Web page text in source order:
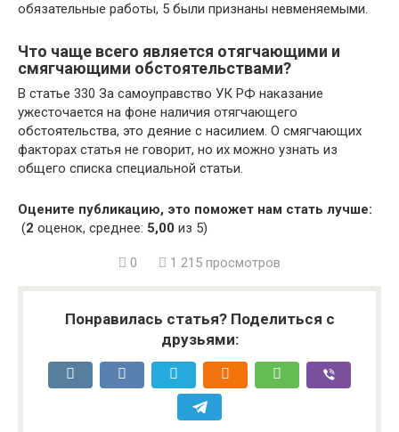
обязательные работы, 5 были признаны невменяемыми.
Что чаще всего является отягчающими и
смягчающими обстоятельствами?
В статье 330 За самоуправство УК РФ наказание
ужесточается на фоне наличия отягчающего
обстоятельства, это деяние с насилием. О смягчающих
факторах статья не говорит, но их можно узнать из
общего списка специальной статьи.
Оцените публикацию, это поможет нам стать лучше:
(2 оценок, среднее: 5,00 из 5)
0 1 215 просмотров
Понравилась статья? Поделиться с
друзьями: